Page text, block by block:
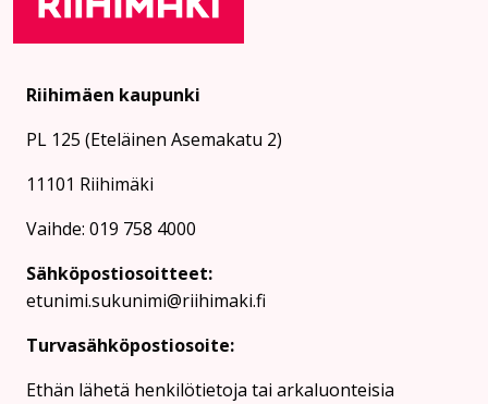
Riihimäen kaupunki
PL 125 (Eteläinen Asemakatu 2)
11101 Riihimäki
Vaihde: 019 758 4000
Sähköpostiosoitteet:
etunimi.sukunimi@riihimaki.fi
Turvasähköpostiosoite:
Ethän lähetä henkilötietoja tai arkaluonteisia